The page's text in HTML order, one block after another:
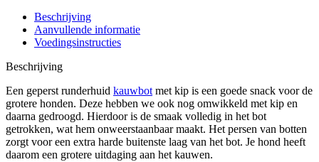
Beschrijving
Aanvullende informatie
Voedingsinstructies
Beschrijving
Een geperst runderhuid kauwbot met kip is een goede snack voor de
grotere honden. Deze hebben we ook nog omwikkeld met kip en
daarna gedroogd. Hierdoor is de smaak volledig in het bot
getrokken, wat hem onweerstaanbaar maakt. Het persen van botten
zorgt voor een extra harde buitenste laag van het bot. Je hond heeft
daarom een grotere uitdaging aan het kauwen.